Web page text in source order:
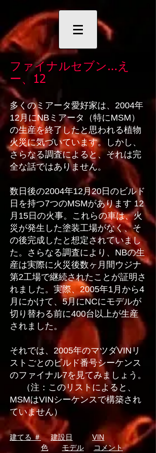
ファイナルセブン...え
ー、12
多くのミアータ愛好家は、2004年
12月にNBミアータ（特にMSM）
の生産を終了したと思われる植物
火災に気づいています。しかし、
さらなる調査によると、それは完
全な話ではありません。
数日後の2004年12月20日のビルド
日を持つ7つのMSMがあります 12
月15日の火事。これらの車は、火
災が発生した塗装工場がなく、そ
の後完成したと想定されていまし
た。さらなる調査により、NBの生
産は実際に火災後数ヶ月間ウジナ
第2工場で継続されたことが証明さ
れました。実際、2005年1月から4
月にかけて、5月にNCにモデルが
切り替わる前に400台以上が生産
されました。
それでは、2005年のマツダVINリ
ストごとのビルド番号シーケンス
のファイナル7を見てみましょう。
（注：このリストによると、
MSMはVINシーケンスで構築され
ていません）
建てる ＃ 建設日
VIN
色
モデル
コメント